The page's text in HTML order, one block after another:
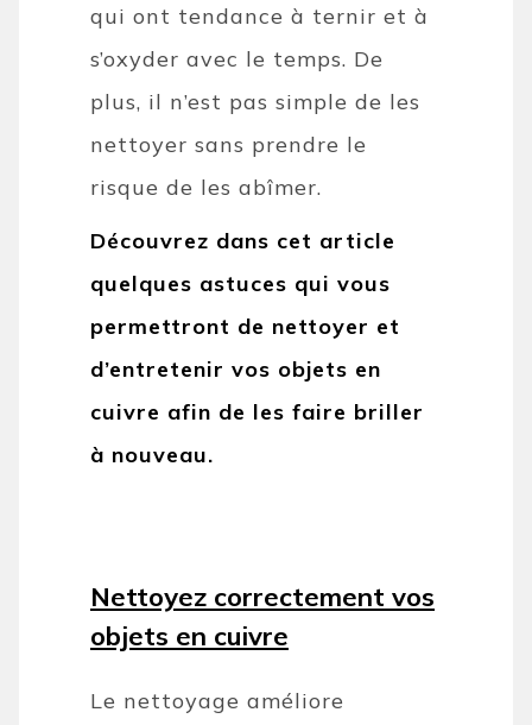
qui ont tendance à ternir et à
s’oxyder avec le temps. De
plus, il n’est pas simple de les
nettoyer sans prendre le
risque de les abîmer.
Découvrez dans cet article
quelques astuces qui vous
permettront de nettoyer et
d’entretenir vos objets en
cuivre afin de les faire briller
à nouveau.
Nettoyez correctement vos
objets en cuivre
Le nettoyage améliore